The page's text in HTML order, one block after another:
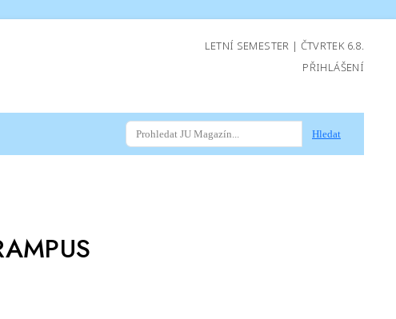
LETNÍ SEMESTER | ČTVRTEK 6.8.
PŘIHLÁŠENÍ
Hledat